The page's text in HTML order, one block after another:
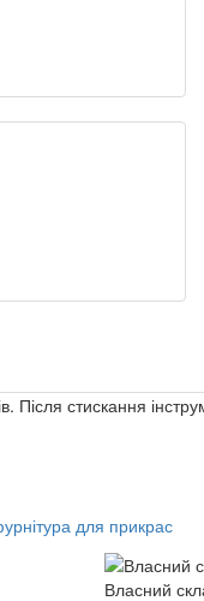
Після стискання
для прикрас
Власний